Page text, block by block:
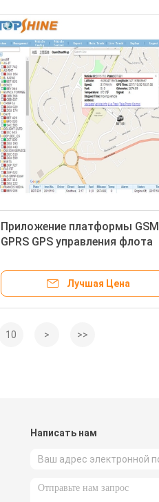
Приложение платформы GSM
GPRS GPS управления флота
отслеживая программное
обеспечение
Лучшая Цена
10 > >>
Написать нам